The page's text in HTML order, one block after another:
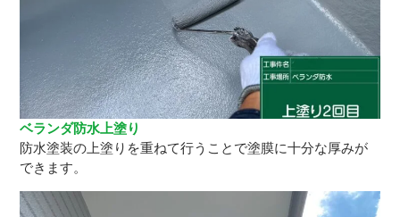
ベランダ防水上塗り
防水塗装の上塗りを重ねて行うことで塗膜に十分な厚みが
できます。